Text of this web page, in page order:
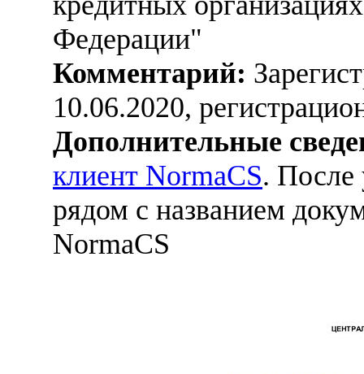
Федерации"
Комментарий:
10.06.2020,
Дополнительные
клиент NormaCS. После
рядом с названием
NormaCS